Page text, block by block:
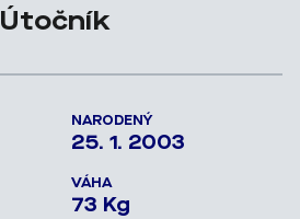
Útočník
NARODENÝ
25. 1. 2003
VÁHA
73 Kg